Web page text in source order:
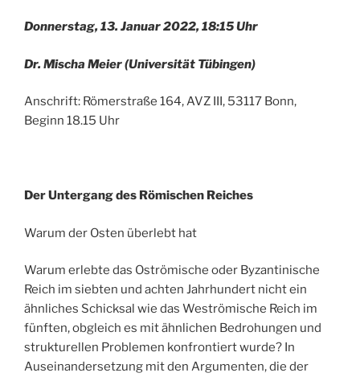
Donnerstag, 13. Januar 2022, 18:15 Uhr
Dr. Mischa Meier (Universität Tübingen)
Anschrift: Römerstraße 164, AVZ III, 53117 Bonn,
Beginn 18.15 Uhr
Der Untergang des Römischen Reiches
Warum der Osten überlebt hat
Warum erlebte das Oströmische oder Byzantinische
Reich im siebten und achten Jahrhundert nicht ein
ähnliches Schicksal wie das Weströmische Reich im
fünften, obgleich es mit ähnlichen Bedrohungen und
strukturellen Problemen konfrontiert wurde? In
Auseinandersetzung mit den Argumenten, die der